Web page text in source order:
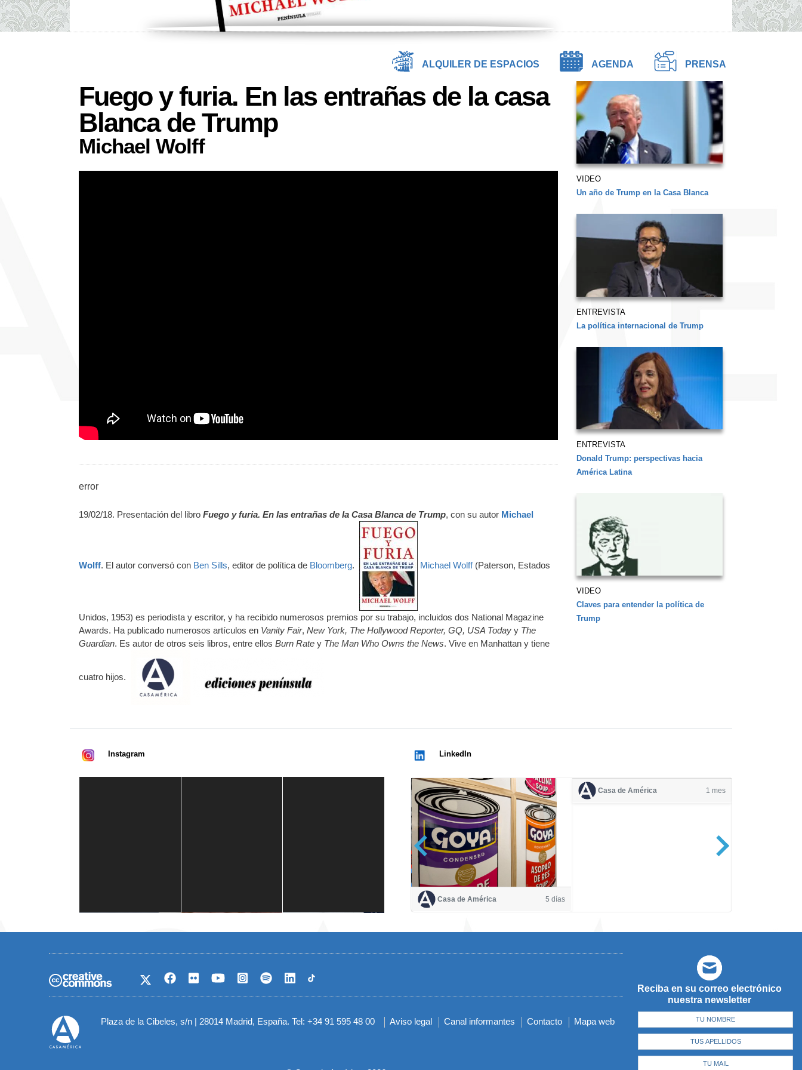
ALQUILER DE ESPACIOS AGENDA PRENSA
Fuego y furia. En las entrañas de la casa
Blanca de Trump
Michael Wolff
error
19/02/18. Presentación del libro Fuego y furia. En las entrañas de la Casa Blanca de Trump, con su autor Michael
Wolff. El autor conversó con Ben Sills, editor de política de Bloomberg. Michael Wolff(Paterson, Estados
Unidos, 1953) es periodista y escritor, y ha recibido numerosos premios por su trabajo, incluidos dos National Magazine
Awards. Ha publicado numerosos artículos en Vanity Fair, New York, The Hollywood Reporter, GQ, USA Today y The
Guardian. Es autor de otros seis libros, entre ellos Burn Rate y The Man Who Owns the News. Vive en Manhattan y tiene
cuatro hijos.
VIDEO
Un año de Trump en la Casa Blanca
ENTREVISTA
La política internacional de Trump
ENTREVISTA
Donald Trump: perspectivas hacia
América Latina
VIDEO
Claves para entender la política de
Trump
Instagram LinkedIn
Casa de América 5 días
Casa de América 1 mes
Reciba en su correo electrónico
nuestra newsletter
Plaza de la Cibeles, s/n | 28014 Madrid, España. Tel: +34 91 595 48 00
Menú
Aviso legal Canal informantes Contacto Mapa web